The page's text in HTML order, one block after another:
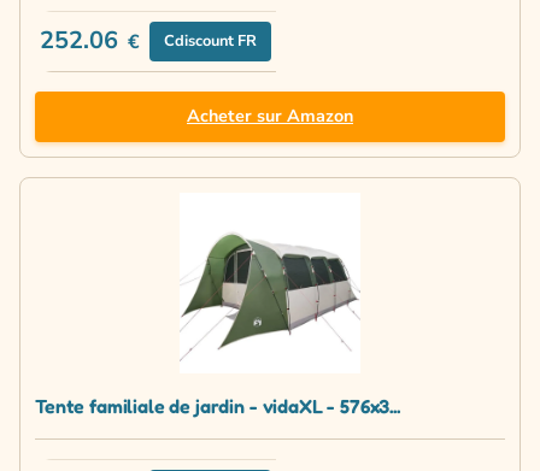
252.06 € Cdiscount FR
Acheter sur Amazon
Tente familiale de jardin - vidaXL - 576x3...